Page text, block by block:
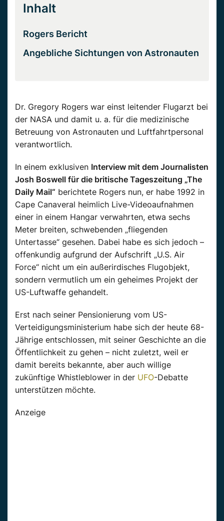
Inhalt
Rogers Bericht
Angebliche Sichtungen von Astronauten
Dr. Gregory Rogers war einst leitender Flugarzt bei
der NASA und damit u. a. für die medizinische
Betreuung von Astronauten und Luftfahrtpersonal
verantwortlich.
In einem exklusiven Interview mit dem Journalisten
Josh Boswell für die britische Tageszeitung „The
Daily Mail“ berichtete Rogers nun, er habe 1992 in
Cape Canaveral heimlich Live-Videoaufnahmen
einer in einem Hangar verwahrten, etwa sechs
Meter breiten, schwebenden „fliegenden
Untertasse“ gesehen. Dabei habe es sich jedoch –
offenkundig aufgrund der Aufschrift „U.S. Air
Force“ nicht um ein außerirdisches Flugobjekt,
sondern vermutlich um ein geheimes Projekt der
US-Luftwaffe gehandelt.
Erst nach seiner Pensionierung vom US-
Verteidigungsministerium habe sich der heute 68-
Jährige entschlossen, mit seiner Geschichte an die
Öffentlichkeit zu gehen – nicht zuletzt, weil er
damit bereits bekannte, aber auch willige
zukünftige Whistleblower in der UFO-Debatte
unterstützen möchte.
Anzeige